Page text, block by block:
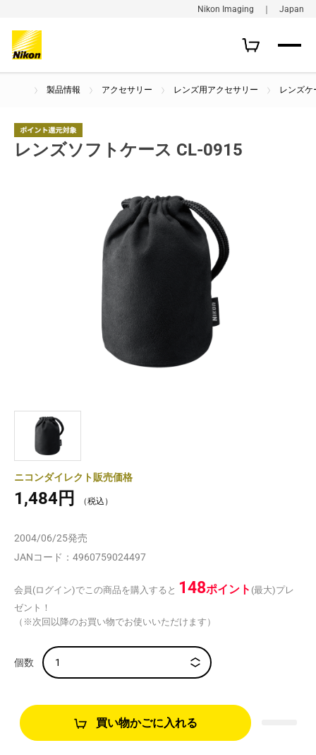
Nikon Imaging ｜ Japan
製品情報 アクセサリー レンズ用アクセサリー レンズケ
レンズソフトケース CL-0915
ニコンダイレクト販売価格
1,484円
2004/06/25発売
JANコード： 4960759024497
会員(ログイン)でこの商品を購入すると 148ポイント (最大)プレ
ゼント！
（※次回以降のお買い物でお使いいただけます）
買い物かごに入れる